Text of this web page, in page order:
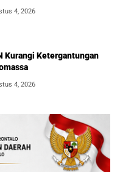
4, 2026
Kurangi Ketergantungan
4, 2026